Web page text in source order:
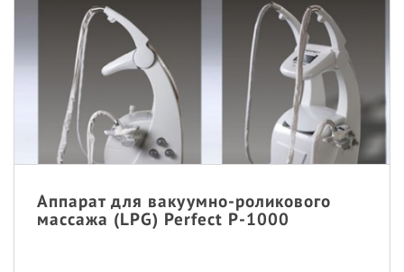
Аппарат для вакуумно-роликового
массажа (LPG) Perfect P-1000